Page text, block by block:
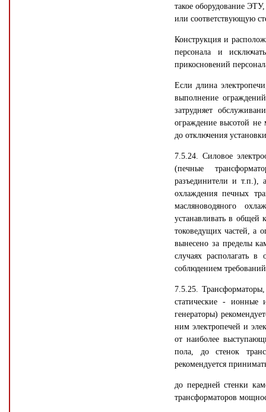
такое оборудование
или соответствующую
Конструкция и
персонала и
прикосновений
Если длина
выполнение
затрудняет
ограждение высотой
до отключения
7.5.24. Силовое
(печные
разъединители и т.п.),
охлаждения печных
масляноводяного
устанавливать в общей
токоведущих частей, а
вынесено за пределы
случаях располагать
соблюдением
7.5.25.
статические - ионные
генераторы)
ним электропечей и
от наиболее
пола, до стенок
рекомендуется
до передней стенки
трансформаторов